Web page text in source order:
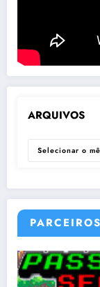
ARQUIVOS
ARQUIVOS
PARCEIROS